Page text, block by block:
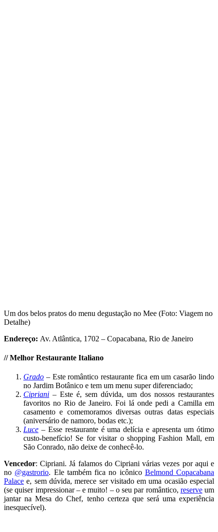
Um dos belos pratos do menu degustação no Mee (Foto: Viagem no
Detalhe)
Endereço: Av. Atlântica, 1702 – Copacabana, Rio de Janeiro
//Melhor Restaurante Italiano
Grado – Este romântico restaurante fica em um casarão lindo
no Jardim Botânico e tem um menu super diferenciado;
Cipriani – Este é, sem dúvida, um dos nossos restaurantes
favoritos no Rio de Janeiro. Foi lá onde pedi a Camilla em
casamento e comemoramos diversas outras datas especiais
(aniversário de namoro, bodas etc.);
Luce – Esse restaurante é uma delícia e apresenta um ótimo
custo-benefício! Se for visitar o shopping Fashion Mall, em
São Conrado, não deixe de conhecê-lo.
Vencedor: Cipriani. Já falamos do Cipriani várias vezes por aqui e
no @gastrorio. Ele também fica no icônico Belmond Copacabana
Palace e, sem dúvida, merece ser visitado em uma ocasião especial
(se quiser impressionar – e muito! – o seu par romântico, reserveum
jantar na Mesa do Chef, tenho certeza que será uma experiência
inesquecível).